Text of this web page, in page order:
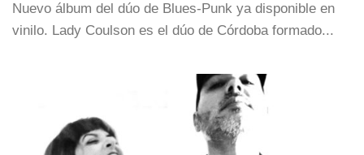
Nuevo álbum del dúo de Blues-Punk ya disponible en
vinilo. Lady Coulson es el dúo de Córdoba formado...